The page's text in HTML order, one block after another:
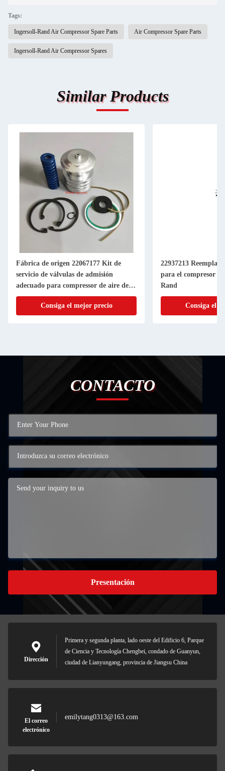
Tags:
Ingersoll-Rand Air Compressor Spare Parts Air Compressor Spare Parts
Ingersoll-Rand Air Compressor Spares
Similar Products
Fábrica de origen 22067177 Kit de
servicio de válvulas de admisión
adecuado para compressor de aire de
tornillo
Consiga el mejor precio
22937213
para el compresor
Rand
Consiga el
CONTACTO
Presentación
Dirección
Primera y segunda planta, lado oeste del Edificio 6, Parque
de Ciencia y Tecnología Chengbei, condado de Guanyun,
ciudad de Lianyungang, provincia de Jiangsu China
El correo
electrónico
emilytang0313@163.com